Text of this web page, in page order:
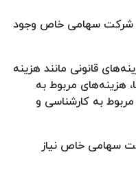
شرکت سهامی خاص وجود
قانونی مانند هزینه
هزینه‌های مربوط به
به کارشناسی و
سهامی خاص نیاز